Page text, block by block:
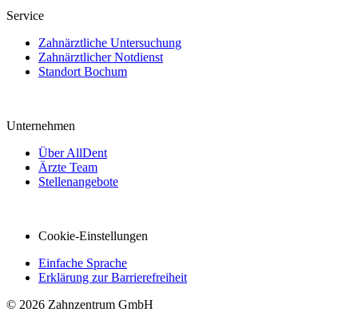
Service
Zahnärztliche Untersuchung
Zahnärztlicher Notdienst
Standort Bochum
Unternehmen
Über AllDent
Ärzte Team
Stellenangebote
Cookie-Einstellungen
Einfache Sprache
Erklärung zur Barrierefreiheit
© 2026 Zahnzentrum GmbH